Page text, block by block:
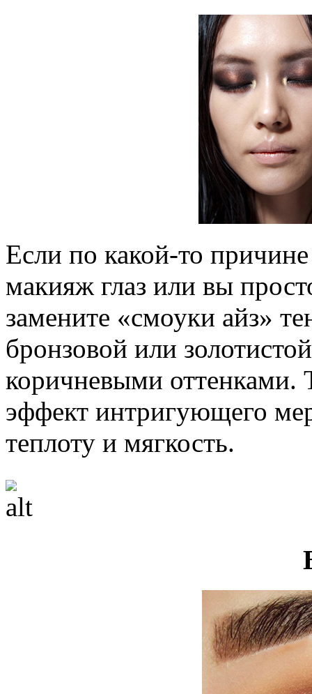
Если по какой-то
макияж глаз или вы
замените «смоуки айз»
бронзовой или
коричневыми оттенками.
эффект интригующего
теплоту и мягкость.